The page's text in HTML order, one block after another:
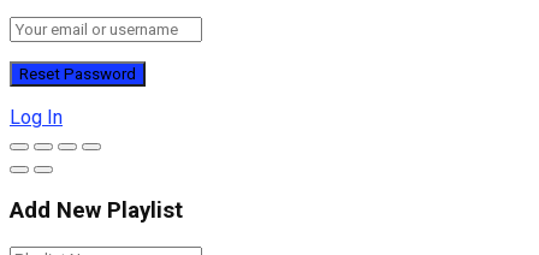
Log In
Add New Playlist